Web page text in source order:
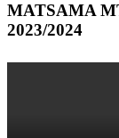
MATSAMA
2023/2024